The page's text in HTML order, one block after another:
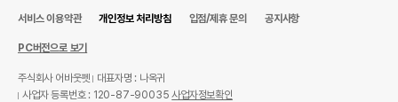
서비스 이용약관 개인정보 처리방침 입점/제휴 문의 공지사항
PC버전으로 보기
주식회사 어바웃펫
대표자명 : 나옥귀
사업자 등록번호 : 120-87-90035사업자정보확인